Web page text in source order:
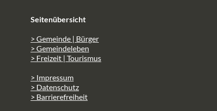
Seitenübersicht
> Gemeinde | Bürger
> Gemeindeleben
> Freizeit | Tourismus
> Impressum
> Datenschutz
> Barrierefreiheit